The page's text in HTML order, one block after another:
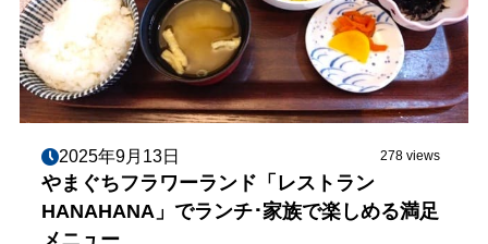
2025年9月13日 278 views
やまぐちフラワーランド「レストラン
HANAHANA」でランチ･家族で楽しめる満足
メニュー